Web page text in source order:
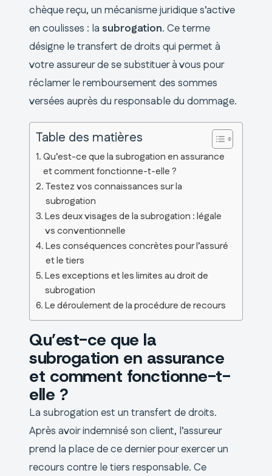
chèque reçu, un mécanisme juridique s’active
en coulisses : la subrogation. Ce terme
désigne le transfert de droits qui permet à
votre assureur de se substituer à vous pour
réclamer le remboursement des sommes
versées auprès du responsable du dommage.
Table des matières
Qu’est-ce que la subrogation en assurance
et comment fonctionne-t-elle ?
Testez vos connaissances sur la
subrogation
Les deux visages de la subrogation : légale
vs conventionnelle
Les conséquences concrètes pour l’assuré
et le tiers
Les exceptions et les limites au droit de
subrogation
Le déroulement de la procédure de recours
Qu’est-ce que la
subrogation en assurance
et comment fonctionne-t-
elle ?
La subrogation est un transfert de droits.
Après avoir indemnisé son client, l’assureur
prend la place de ce dernier pour exercer un
recours contre le tiers responsable. Ce